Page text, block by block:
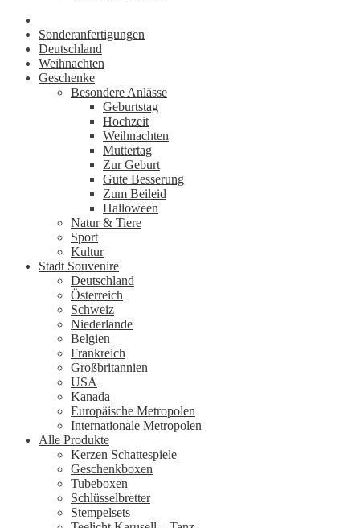
Sonderanfertigungen
Deutschland
Weihnachten
Geschenke
Besondere Anlässe
Geburtstag
Hochzeit
Weihnachten
Muttertag
Zur Geburt
Gute Besserung
Zum Beileid
Halloween
Natur & Tiere
Sport
Kultur
Stadt Souvenire
Deutschland
Österreich
Schweiz
Niederlande
Belgien
Frankreich
Großbritannien
USA
Kanada
Europäische Metropolen
Internationale Metropolen
Alle Produkte
Kerzen Schattespiele
Geschenkboxen
Tubeboxen
Schlüsselbretter
Stempelsets